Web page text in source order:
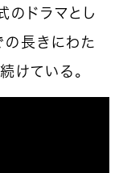
のドラマとし
長きにわた
けている。